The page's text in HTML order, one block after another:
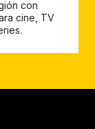
con
cine, TV